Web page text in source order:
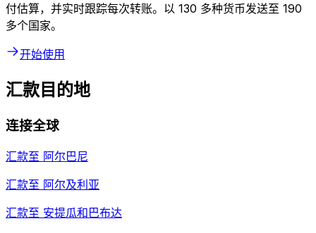
付估算，并实时跟踪每次转账。以 130 多种货币发送至 190
多个国家。
开始使用
汇款目的地
连接全球
汇款至 阿尔巴尼
汇款至 阿尔及利亚
汇款至 安提瓜和巴布达